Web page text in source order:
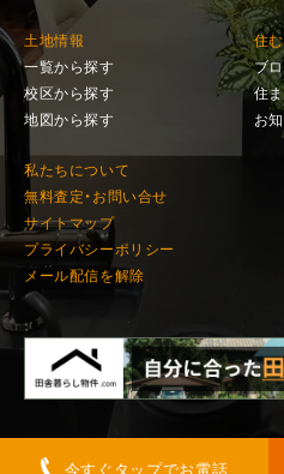
今すぐタップでお電話
土地情報
一覧から探す
校区から探す
地図から探す
住
ブ
住
お
私たちについて
無料査定・お問い合せ
サイトマップ
プライバシーポリシー
メール配信を解除